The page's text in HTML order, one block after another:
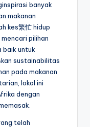
banyak
makanan
kes繁忙 hidup
pilihan
baik untuk
sustainabilitas
pada makanan
lokal ini
dengan
telah